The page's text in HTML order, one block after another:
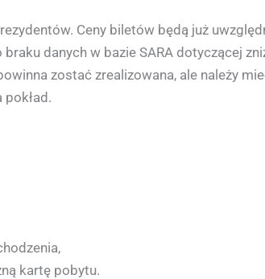
Ceny biletów będą już
danych w bazie SARA dotyczącej
zostać zrealizowana, ale należy
kartę pobytu.